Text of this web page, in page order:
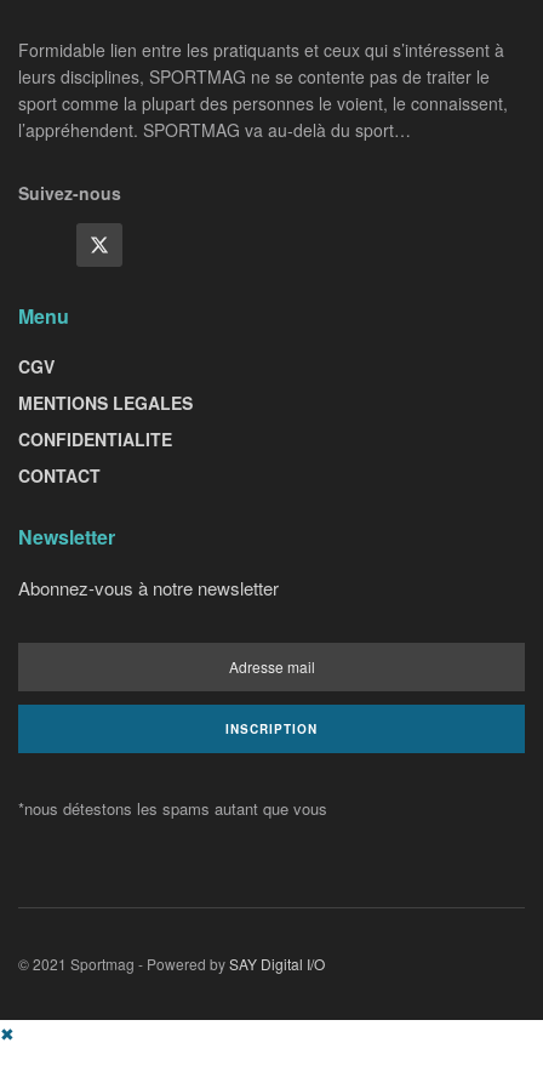
Formidable lien entre les pratiquants et ceux qui s’intéressent à
leurs disciplines, SPORTMAG ne se contente pas de traiter le
sport comme la plupart des personnes le voient, le connaissent,
l’appréhendent. SPORTMAG va au-delà du sport…
Suivez-nous
Menu
CGV
MENTIONS LEGALES
CONFIDENTIALITE
CONTACT
Newsletter
Abonnez-vous à notre newsletter
*nous détestons les spams autant que vous
© 2021 Sportmag - Powered bySAY Digital I/O
✖